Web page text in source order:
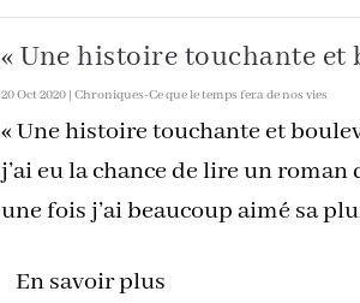
« Une histoire touchante et
20 Oct 2020 | Chroniques-Ce que le temps fera de nos vies
« Une histoire touchante et
j’ai eu la chance de lire un
une fois j’ai beaucoup aimé sa
En savoir plus